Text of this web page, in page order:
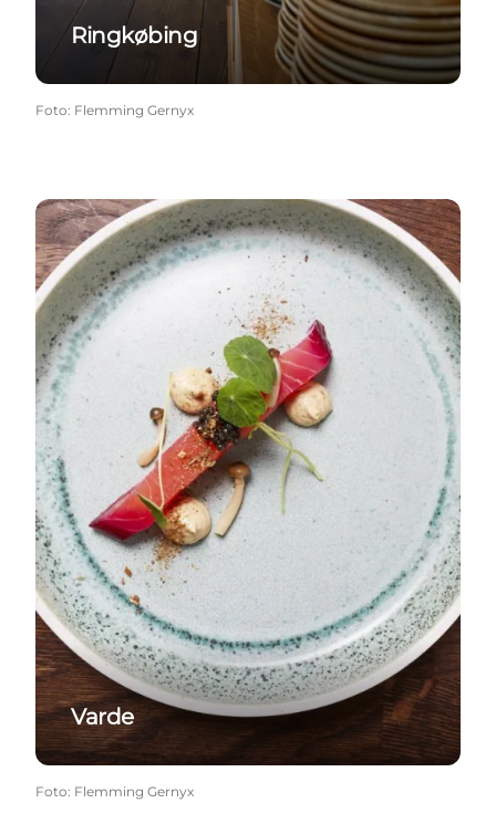
Ringkøbing
Foto: Flemming Gernyx
Varde
Varde
Foto: Flemming Gernyx